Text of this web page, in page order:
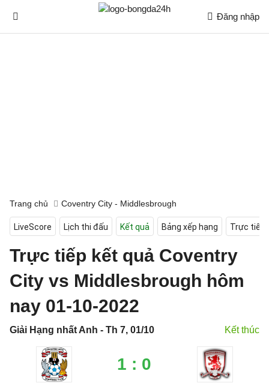
Đăng nhập
Trang chủ Coventry City - Middlesbrough
LiveScore Lịch thi đấu Kết quả Bảng xếp hạng Trực tiếp
Trực tiếp kết quả Coventry
City vs Middlesbrough hôm
nay 01-10-2022
Giải Hạng nhất Anh - Th 7, 01/10 Kết thúc
1 : 0